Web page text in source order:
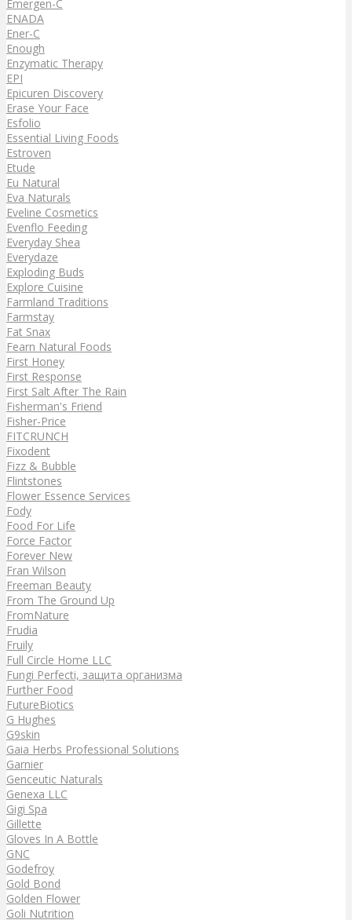
Emergen-C
ENADA
Ener-C
Enough
Enzymatic Therapy
EPI
Epicuren Discovery
Erase Your Face
Esfolio
Essential Living Foods
Estroven
Etude
Eu Natural
Eva Naturals
Eveline Cosmetics
Evenflo Feeding
Everyday Shea
Everydaze
Exploding Buds
Explore Cuisine
Farmland Traditions
Farmstay
Fat Snax
Fearn Natural Foods
First Honey
First Response
First Salt After The Rain
Fisherman's Friend
Fisher-Price
FITCRUNCH
Fixodent
Fizz & Bubble
Flintstones
Flower Essence Services
Fody
Food For Life
Force Factor
Forever New
Fran Wilson
Freeman Beauty
From The Ground Up
FromNature
Frudia
Fruily
Full Circle Home LLC
Fungi Perfecti, защита организма
Further Food
FutureBiotics
G Hughes
G9skin
Gaia Herbs Professional Solutions
Garnier
Genceutic Naturals
Genexa LLC
Gigi Spa
Gillette
Gloves In A Bottle
GNC
Godefroy
Gold Bond
Golden Flower
Goli Nutrition